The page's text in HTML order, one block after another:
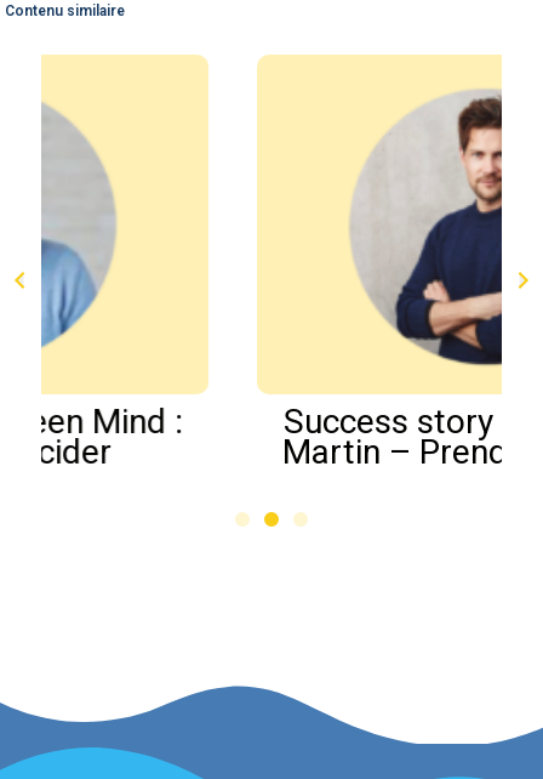
Contenu similaire
Success story Green Mind :
Martin – Prendre confiance